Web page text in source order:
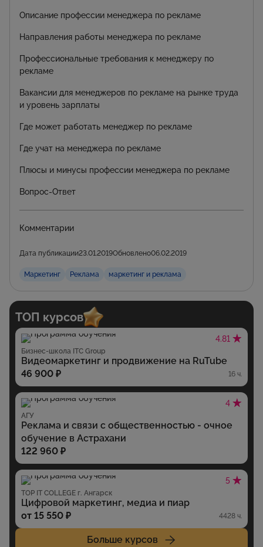
Описание профессии менеджера по рекламе
Направления работы менеджера по рекламе
Профессиональные требования к менеджеру по
рекламе
Вакансии для менеджеров по рекламе на рынке труда
и уровень зарплаты
Где может работать менеджер по рекламе
Где учат на менеджера по рекламе
Плюсы и минусы профессии менеджера по рекламе
Вопрос-Ответ
Комментарии
Дата публикации23.01.2019Обновлено06.02.2019
Маркетинг Реклама маркетинг и реклама
ТОП курсов
4.81
Бизнес-школа ITC Group
Видеомаркетинг и продвижение на RuTube
46 900 ₽
16 ч.
4
АГУ
Реклама и связи с общественностью - очное
обучение в Астрахани
122 960 ₽
5
TOP IT COLLEGE г. Ангарск
Цифровой маркетинг, медиа и пиар
от 15 550 ₽
4428 ч.
Больше курсов